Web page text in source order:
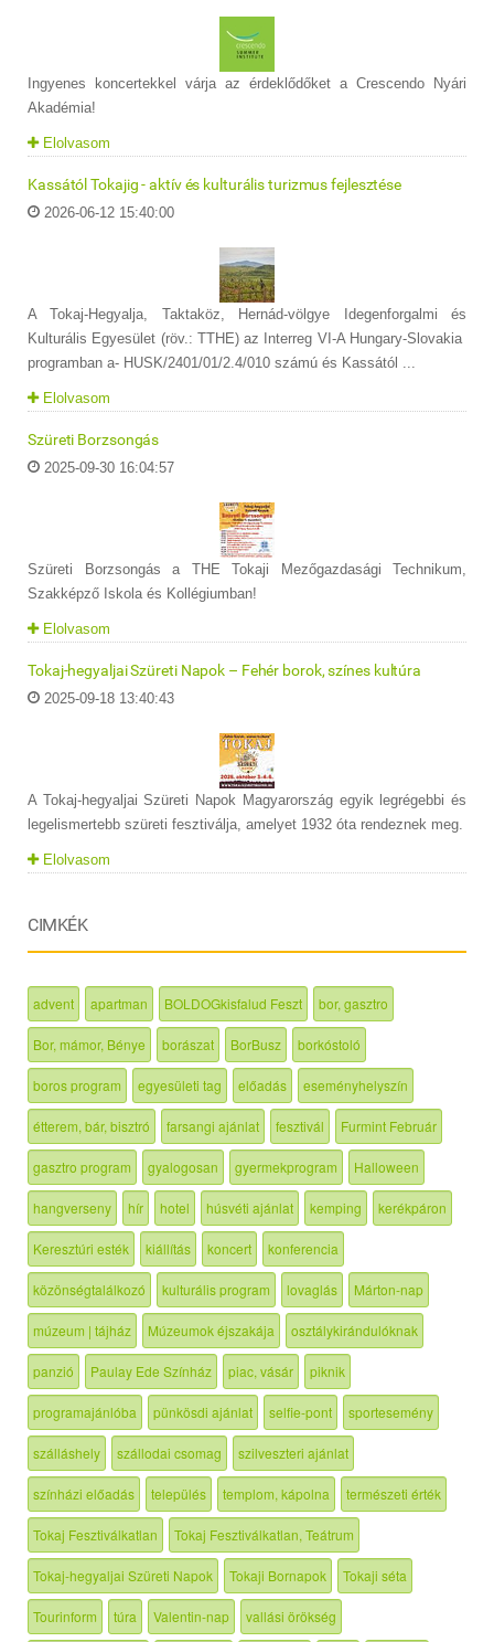
Ingyenes koncertekkel várja az érdeklődőket a Crescendo Nyári
Akadémia!
Elolvasom
Kassától Tokajig - aktív és kulturális turizmus fejlesztése
2026-06-12 15:40:00
A Tokaj-Hegyalja, Taktaköz, Hernád-völgye Idegenforgalmi és
Kulturális Egyesület (röv.: TTHE) az Interreg VI-A Hungary-Slovakia
programban a- HUSK/2401/01/2.4/010 számú és Kassától ...
Elolvasom
Szüreti Borzsongás
2025-09-30 16:04:57
Szüreti Borzsongás a THE Tokaji Mezőgazdasági Technikum,
Szakképző Iskola és Kollégiumban!
Elolvasom
Tokaj-hegyaljai Szüreti Napok – Fehér borok, színes kultúra
2025-09-18 13:40:43
A Tokaj-hegyaljai Szüreti Napok Magyarország egyik legrégebbi és
legelismertebb szüreti fesztiválja, amelyet 1932 óta rendeznek meg.
Elolvasom
CIMKÉK
advent apartman BOLDOGkisfalud Feszt bor, gasztro
Bor, mámor, Bénye borászat BorBusz borkóstoló
boros program egyesületi tag előadás eseményhelyszín
étterem, bár, bisztró farsangi ajánlat fesztivál Furmint Február
gasztro program gyalogosan gyermekprogram Halloween
hangverseny hír hotel húsvéti ajánlat kemping kerékpáron
Keresztúri esték kiállítás koncert konferencia
közönségtalálkozó kulturális program lovaglás Márton-nap
múzeum | tájház Múzeumok éjszakája osztálykirándulóknak
panzió Paulay Ede Színház piac, vásár piknik
programajánlóba pünkösdi ajánlat selfie-pont sportesemény
szálláshely szállodai csomag szilveszteri ajánlat
színházi előadás település templom, kápolna természeti érték
Tokaj Fesztiválkatlan Tokaj Fesztiválkatlan, Teátrum
Tokaj-hegyaljai Szüreti Napok Tokaji Bornapok Tokaji séta
Tourinform túra Valentin-nap vallási örökség